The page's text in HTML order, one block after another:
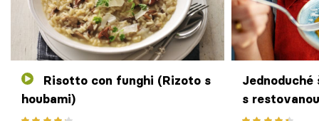
houbami)
s